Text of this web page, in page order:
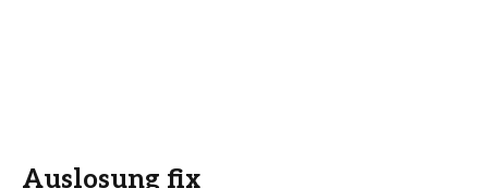
Auslosung fix